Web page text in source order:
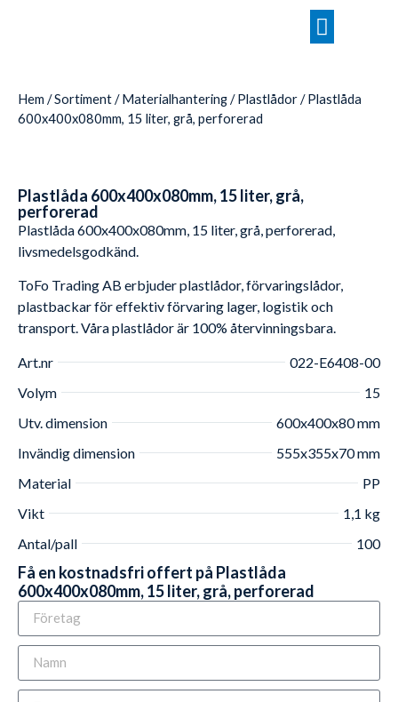
Hem /Sortiment/Materialhantering/Plastlådor/ Plastlåda
600x400x080mm, 15 liter, grå, perforerad
Plastlåda 600x400x080mm, 15 liter, grå,
perforerad
Plastlåda 600x400x080mm, 15 liter, grå, perforerad,
livsmedelsgodkänd.
ToFo Trading AB erbjuder plastlådor, förvaringslådor,
plastbackar för effektiv förvaring lager, logistik och
transport. Våra plastlådor är 100% återvinningsbara.
Art.nr
022-E6408-00
Volym
15
Utv. dimension
600x400x80 mm
Invändig dimension
555x355x70 mm
Material
PP
Vikt
1,1 kg
Antal/pall
100
Få en kostnadsfri offert på Plastlåda
600x400x080mm, 15 liter, grå, perforerad